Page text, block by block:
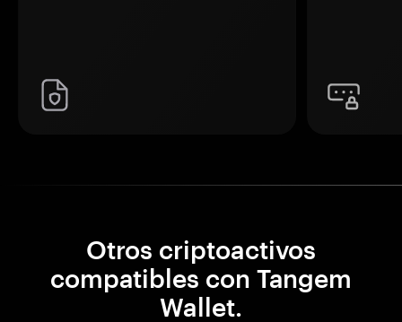
Otros criptoactivos
compatibles con Tangem
Wallet.